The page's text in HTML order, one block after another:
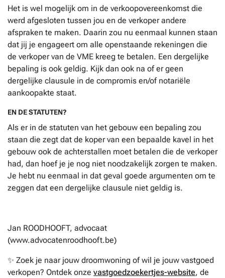
Het is wel mogelijk om in de verkoopovereenkomst die
werd afgesloten tussen jou en de verkoper andere
afspraken te maken. Daarin zou nu eenmaal kunnen staan
dat jij je engageert om alle openstaande rekeningen die
de verkoper van de VME kreeg te betalen. Een dergelijke
bepaling is ook geldig. Kijk dan ook na of er geen
dergelijke clausule in de compromis en/of notariële
aankoopakte staat.
EN DE STATUTEN?
Als er in de statuten van het gebouw een bepaling zou
staan die zegt dat de koper van een bepaalde kavel in het
gebouw ook de achterstallen moet betalen die de verkoper
had, dan hoef je je nog niet noodzakelijk zorgen te maken.
Je hebt nu eenmaal in dat geval goede argumenten om te
zeggen dat een dergelijke clausule niet geldig is.
Jan ROODHOOFT, advocaat
(www.advocatenroodhooft.be)
✨ Zoek je naar jouw droomwoning of wil je jouw vastgoed
verkopen? Ontdek onze vastgoedzoekertjes-website, de